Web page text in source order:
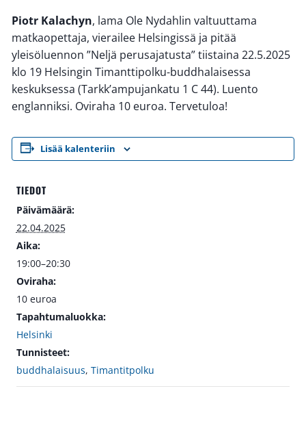
Piotr Kalachyn, lama Ole Nydahlin valtuuttama
matkaopettaja, vierailee Helsingissä ja pitää
yleisöluennon ”Neljä perusajatusta” tiistaina 22.5.2025
klo 19 Helsingin Timanttipolku-buddhalaisessa
keskuksessa (Tarkk’ampujankatu 1 C 44). Luento
englanniksi. Oviraha 10 euroa. Tervetuloa!
Lisää kalenteriin
TIEDOT
Päivämäärä:
22.04.2025
Aika:
19:00–20:30
Oviraha:
10 euroa
Tapahtumaluokka:
Helsinki
Tunnisteet:
buddhalaisuus, Timantitpolku